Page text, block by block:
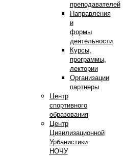
преподавателей
Направления
и
формы
деятельности
Курсы,
программы,
лектории
Организации
партнеры
Центр
спортивного
образования
Центр
Цивилизационной
Урбанистики
НОЧУ